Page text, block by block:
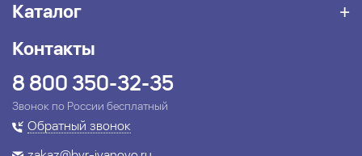
Каталог
Контакты
8 800 350-32-35
Звонок по России бесплатный
Обратный звонок